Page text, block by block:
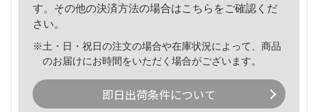
す。その他の決済方法の場合はこちら をご確認くだ
さい。
※土・日・祝日の注文の場合や在庫状況によって、商品
のお届けにお時間をいただく場合がございます。
即日出荷条件について